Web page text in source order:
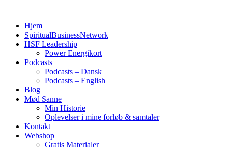
indholdHjem
SpiritualBusinessNetwork
HSF Leadership
Power Energikort
Podcasts
Podcasts – Dansk
Podcasts – English
Blog
Mød Sanne
Min Historie
Oplevelser i mine forløb & samtaler
Kontakt
Webshop
Gratis Materialer